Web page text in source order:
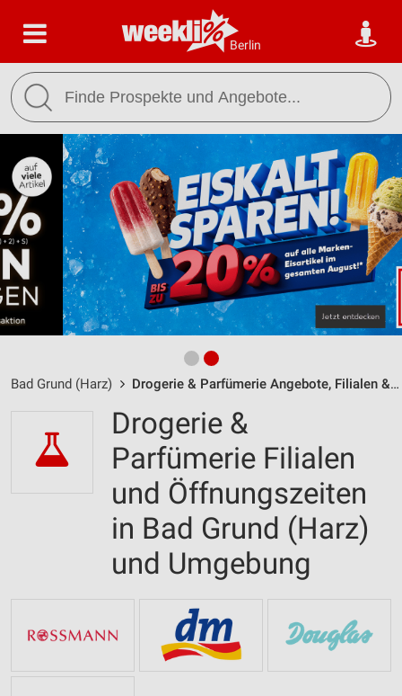
Berlin
Bad Grund (Harz) Drogerie & Parfümerie Angebote, Filialen & Öffnungszeiten
Drogerie &
Parfümerie Filialen
und Öffnungszeiten
in Bad Grund (Harz)
und Umgebung